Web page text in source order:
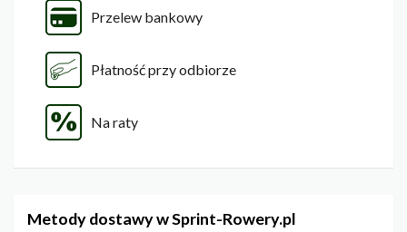
Przelew bankowy
Płatność przy odbiorze
Na raty
Metody dostawy w Sprint-Rowery.pl